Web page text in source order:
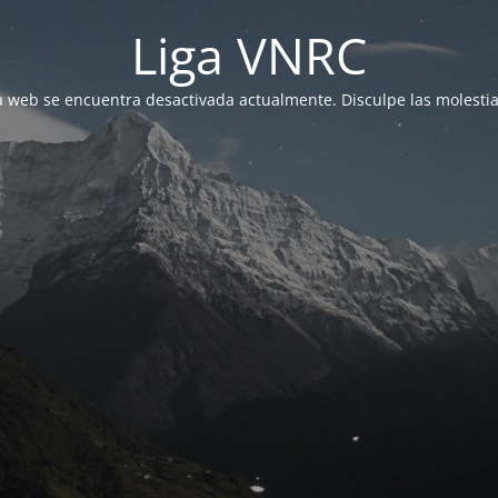
Liga VNRC
web se encuentra desactivada actualmente. Disculpe las